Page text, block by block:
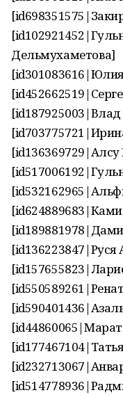
Дельмухаметова]
[id136369729|Алсу
[id136223847|Руся